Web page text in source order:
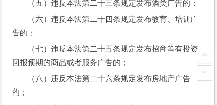
（五）违反本法第二十三条规定发布酒类广告的；
（六）违反本法第二十四条规定发布教育、培训广
告的；
（七）违反本法第二十五条规定发布招商等有投资
回报预期的商品或者服务广告的；
（八）违反本法第二十六条规定发布房地产广告
的；